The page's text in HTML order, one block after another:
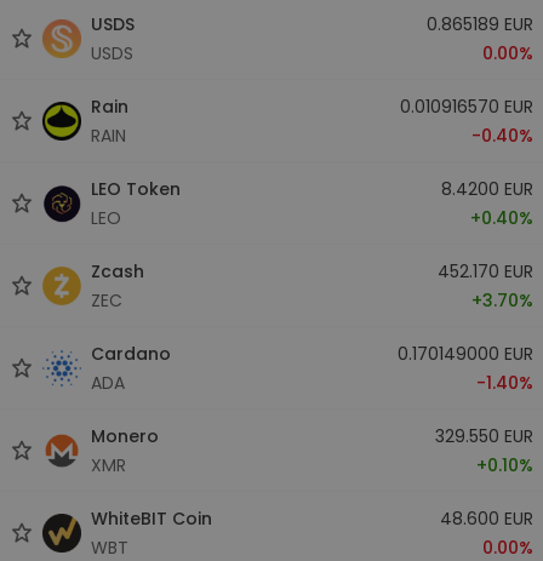
USDS
USDS
0.865189 EUR
0.00%
Rain
RAIN
0.010916570 EUR
-0.40%
LEO Token
LEO
8.4200 EUR
+0.40%
Zcash
ZEC
452.170 EUR
+3.70%
Cardano
ADA
0.170149000 EUR
-1.40%
Monero
XMR
329.550 EUR
+0.10%
WhiteBIT Coin
WBT
48.600 EUR
0.00%